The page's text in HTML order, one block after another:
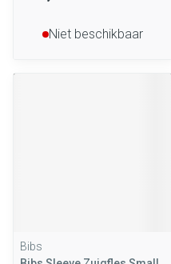
Niet beschikbaar
Bibs